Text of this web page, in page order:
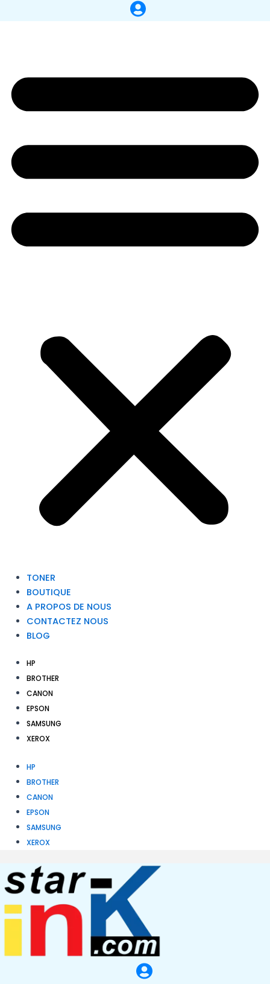
TONER
BOUTIQUE
A PROPOS DE NOUS
CONTACTEZ NOUS
BLOG
HP
BROTHER
CANON
EPSON
SAMSUNG
XEROX
HP
BROTHER
CANON
EPSON
SAMSUNG
XEROX